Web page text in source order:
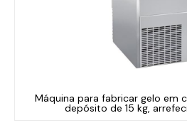
Máquina para fabricar gelo em
depósito de 15 kg,